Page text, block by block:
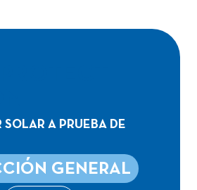
SOLAR A PRUEBA DE
GENERAL